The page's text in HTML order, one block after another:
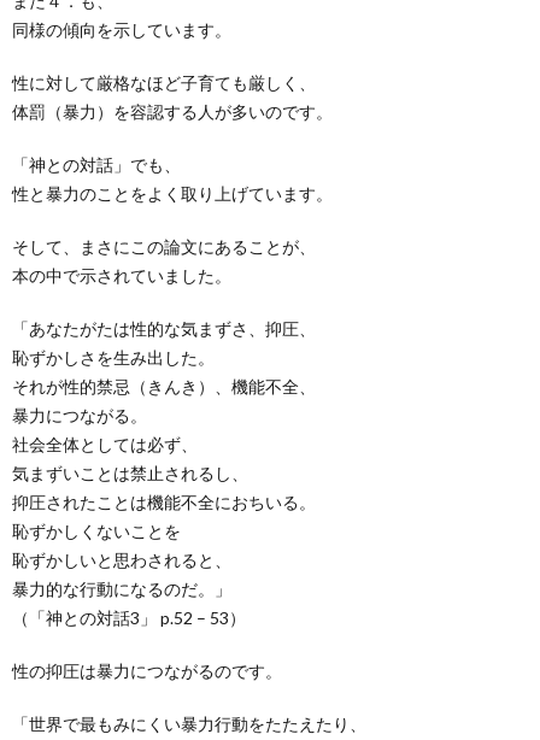
同様の傾向を示しています。
性に対して厳格なほど子育ても厳しく、
体罰（暴力）を容認する人が多いのです。
「神との対話」でも、
性と暴力のことをよく取り上げています。
そして、まさにこの論文にあることが、
本の中で示されていました。
「あなたがたは性的な気まずさ、抑圧、
恥ずかしさを生み出した。
それが性的禁忌（きんき）、機能不全、
暴力につながる。
社会全体としては必ず、
気まずいことは禁止されるし、
抑圧されたことは機能不全におちいる。
恥ずかしくないことを
恥ずかしいと思わされると、
暴力的な行動になるのだ。」
（「神との対話3」 p.52 – 53）
性の抑圧は暴力につながるのです。
「世界で最もみにくい暴力行動をたたえたり、